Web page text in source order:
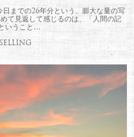
までの26年分という、膨大な量の写
て見返して感じるのは、「人間の記
いうこと…